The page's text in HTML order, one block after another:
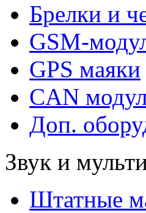
Брелки и
GSM-
GPS маяки
CAN
Доп.
Звук и
Штатные